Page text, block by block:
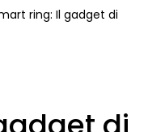
ring: Il gadget di